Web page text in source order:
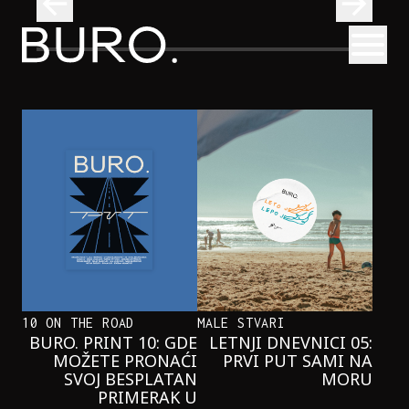
BURO.
ONAJ JEDAN PROIZVOD KOJI
STALNO SELIMO SA POLICE U
TORBE
10 ON THE ROAD
BURO. PRINT 10: GDE
MOŽETE PRONAĆI
SVOJ BESPLATAN
PRIMERAK U
MALE STVARI
LETNJI DNEVNICI 05:
PRVI PUT SAMI NA
MORU